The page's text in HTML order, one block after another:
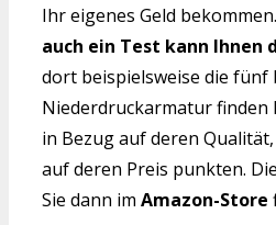
Ihr eigenes Geld bekommen.
auch ein Test kann Ihnen
dort beispielsweise die fünf
Niederdruckarmatur finden
in Bezug auf deren
auf deren Preis punkten.
Sie dann im Amazon-Store